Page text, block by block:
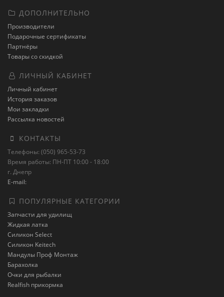
ДОПОЛНИТЕЛЬНО
Производители
Подарочные сертификаты
Партнёры
Товары со скидкой
ЛИЧНЫЙ КАБИНЕТ
Личный кабинет
История заказов
Мои закладки
Рассылка новостей
КОНТАКТЫ
Телефоны: (050) 965-53-73
Время работы: ПН-ПТ 10:00 - 18:00
г. Днепр
E-mail:
ПОПУЛЯРНЫЕ КАТЕГОРИИ
Запчасти для удилищ
Жидкая латка
Силикон Select
Силикон Keitech
Мандулы Проф Монтаж
Барахолка
Очки для рыбалки
Realfish прикормка